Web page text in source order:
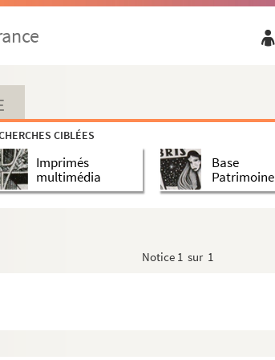
CIBLÉES
Imprimés
multimédia
Base
Patrimoine
Notice 1 sur 1
de A. Jomain, musique de F. Lavainne